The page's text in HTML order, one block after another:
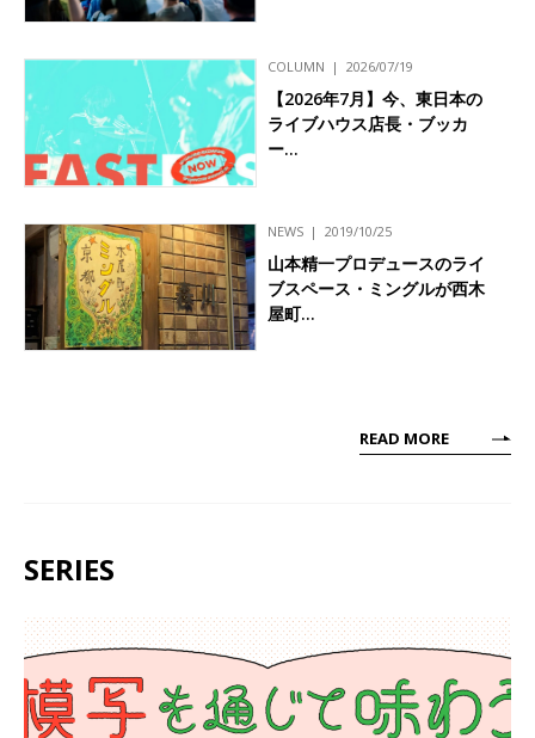
COLUMN 2026/07/19
【2026年7月】今、東日本の
ライブハウス店長・ブッカ
ー…
NEWS 2019/10/25
山本精一プロデュースのライ
ブスペース・ミングルが西木
屋町…
READ MORE
SERIES